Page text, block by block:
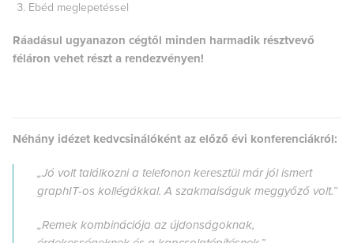
Ebéd meglepetéssel
Ráadásul ugyanazon cégtől minden harmadik résztvevő
féláron vehet részt a rendezvényen!
Néhány idézet kedvcsinálóként az előző évi konferenciákról:
„Jó volt találkozni a telefonon keresztül már jól ismert
graphIT-os kollégákkal. A szakmaiságuk meggyőző volt.”
„Remek kombinációja az újdonságoknak,